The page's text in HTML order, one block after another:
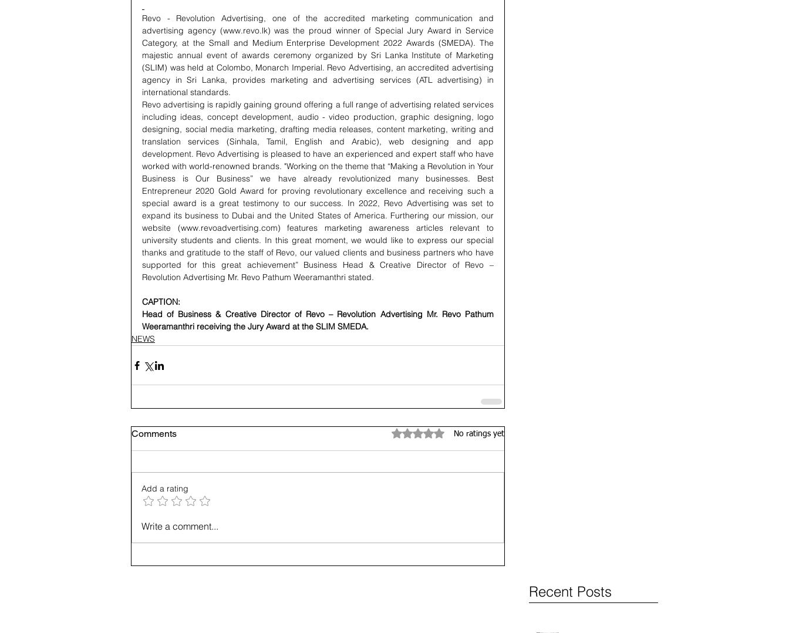
Revo - Revolution Advertising, one of the accredited marketing communication and
advertising agency (www.revo.lk) was the proud winner of Special Jury Award in Service
Category, at the Small and Medium Enterprise Development 2022 Awards (SMEDA). The
majestic annual event of awards ceremony organized by Sri Lanka Institute of Marketing
(SLIM) was held at Colombo, Monarch Imperial. Revo Advertising, an accredited advertising
agency in Sri Lanka, provides marketing and advertising services (ATL advertising) in
international standards.
Revo advertising is rapidly gaining ground offering a full range of advertising related services
including ideas, concept development, audio - video production, graphic designing, logo
designing, social media marketing, drafting media releases, content marketing, writing and
translation services (Sinhala, Tamil, English and Arabic), web designing and app
development. Revo Advertising is pleased to have an experienced and expert staff who have
worked with world-renowned brands. "Working on the theme that “Making a Revolution in Your
Business is Our Business” we have already revolutionized many businesses. Best
Entrepreneur 2020 Gold Award for proving revolutionary excellence and receiving such a
special award is a great testimony to our success. In 2022, Revo Advertising was set to
expand its business to Dubai and the United States of America. Furthering our mission, our
website (www.revoadvertising.com) features marketing awareness articles relevant to
university students and clients. In this great moment, we would like to express our special
thanks and gratitude to the staff of Revo, our valued clients and business partners who have
supported for this great achievement” Business Head & Creative Director of Revo –
Revolution Advertising Mr. Revo Pathum Weeramanthri stated.
CAPTION:
Head of Business & Creative Director of Revo – Revolution Advertising Mr. Revo Pathum
Weeramanthri receiving the Jury Award at the SLIM SMEDA.
NEWS
Comments Rated 0 out of 5 stars.No ratings yet
Add a rating
Write a comment...
Recent Posts